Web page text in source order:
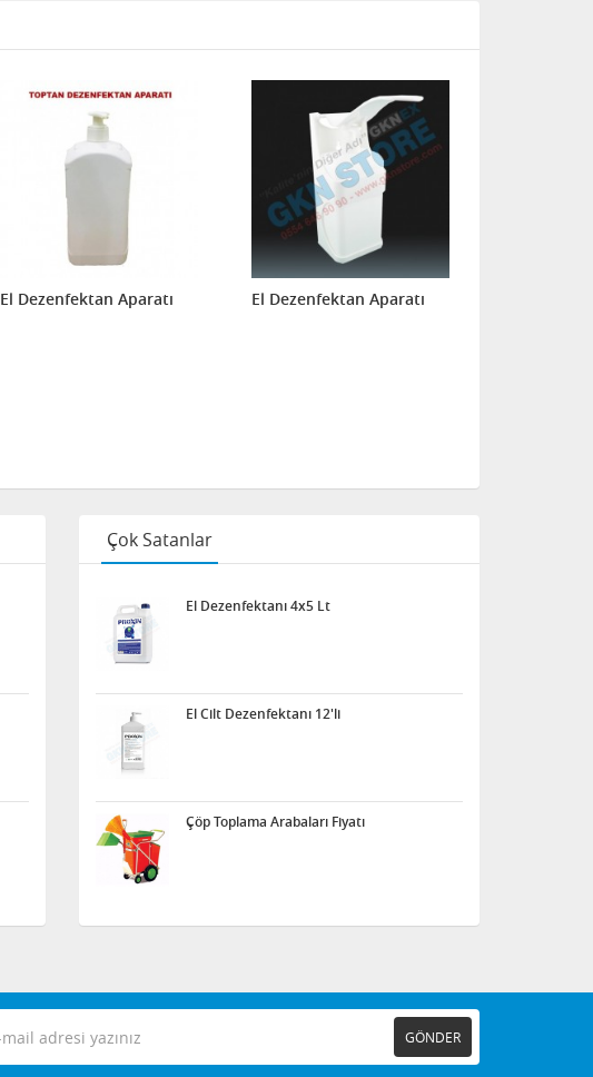
El Dezenfektan Aparatı El Dezenfektan Aparatı
Çok Satanlar
El Dezenfektanı 4x5 Lt
El Cilt Dezenfektanı 12'li
Çöp Toplama Arabaları Fiyatı
GÖNDER